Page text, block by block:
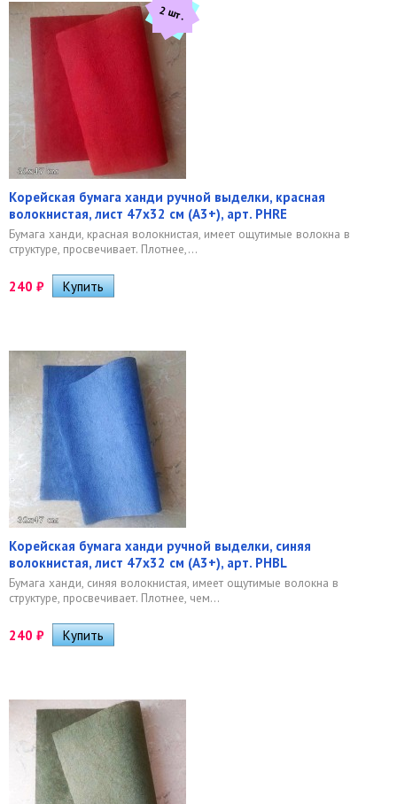
2 шт.
Корейская бумага ханди ручной выделки, красная
волокнистая, лист 47х32 см (А3+), арт. PHRE
​Бумага ханди, красная волокнистая, имеет ощутимые волокна в
структуре, просвечивает. Плотнее,...
240 ₽
Корейская бумага ханди ручной выделки, синяя
волокнистая, лист 47х32 см (А3+), арт. PHBL
​Бумага ханди, синяя волокнистая, имеет ощутимые волокна в
структуре, просвечивает. Плотнее, чем...
240 ₽